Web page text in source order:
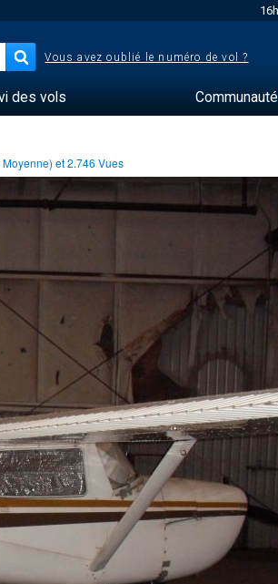
Vous avez oublié le numéro de vol ?
des vols Communauté
Moyenne) et2.746 Vues